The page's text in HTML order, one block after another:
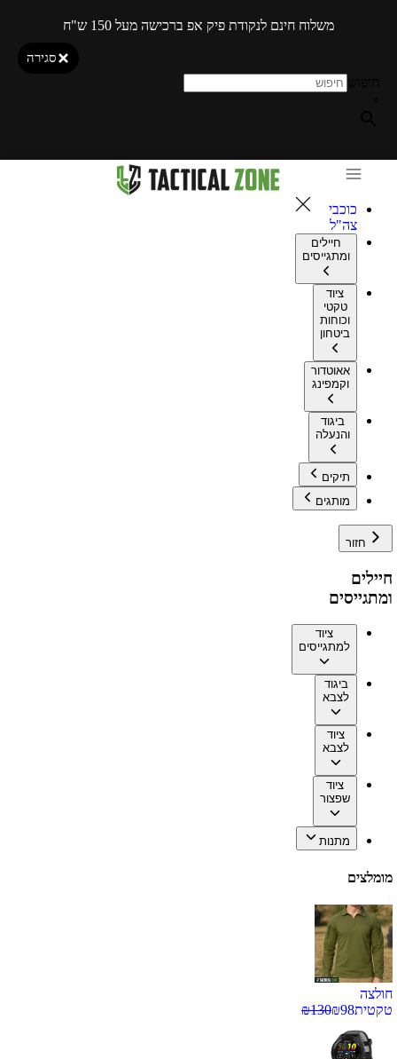
משלוח חינם לנקודת פיק אפ ברכישה מעל 150 ש"ח
סגירה
כוכבי
צה"ל
חיילים
ומתגייסים
ציוד
טקטי
וכוחות
ביטחון
אאוטדור
וקמפינג
ביגוד
והנעלה
תיקים
מותגים
חזור
חיילים
ומתגייסים
ציוד
למתגייסים
ביגוד
לצבא
ציוד
לצבא
ציוד
שפצור
מתנות
מומלצים
חולצה
טקטית
₪98
₪130